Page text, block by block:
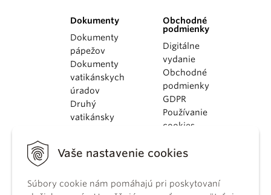
Vaše nastavenie cookies
Súbory cookie nám pomáhajú pri poskytovaní
Dokumenty
Dokumenty
pápežov
Dokumenty
vatikánskych
úradov
Druhý
vatikánsky
KBS
kánonického
Obchodné
podmienky
Digitálne
vydanie
Obchodné
podmienky
GDPR
Používanie
cookies